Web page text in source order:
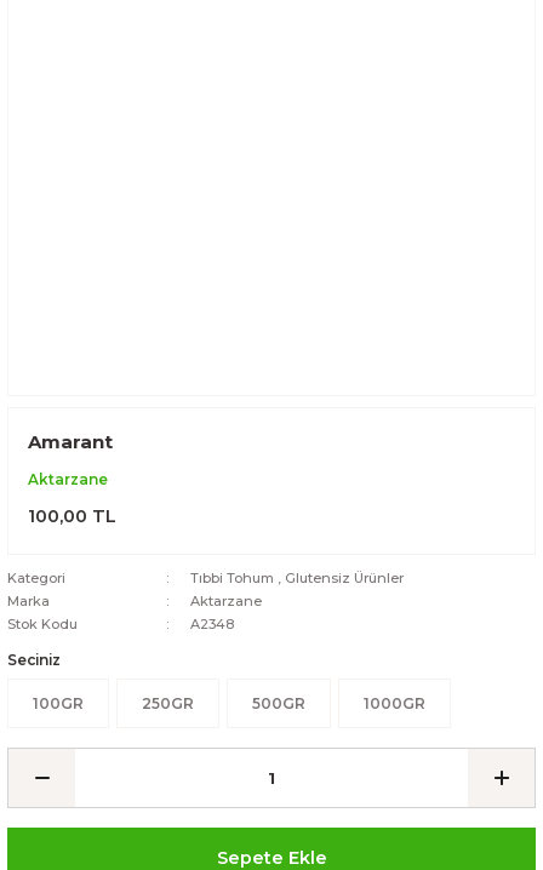
Amarant
Aktarzane
100,00 TL
Kategori Tıbbi Tohum , Glutensiz Ürünler
Marka
Aktarzane
Stok Kodu
A2348
Seciniz
100GR 250GR 500GR 1000GR
Sepete Ekle